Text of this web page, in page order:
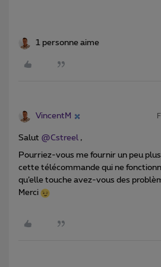
1 personne aime
VincentM
Salut @Cstreel ,
Pourriez-vous me fournir un peu
cette télécommande qui ne
qu’elle touche avez-vous des
Merci